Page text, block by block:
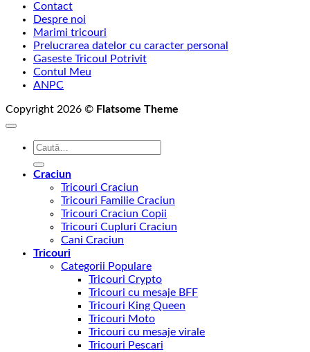
Contact
Despre noi
Marimi tricouri
Prelucrarea datelor cu caracter personal
Gaseste Tricoul Potrivit
Contul Meu
ANPC
Copyright 2026 © Flatsome Theme
Caută
Craciun
Tricouri Craciun
Tricouri Familie Craciun
Tricouri Craciun Copii
Tricouri Cupluri Craciun
Cani Craciun
Tricouri
Categorii Populare
Tricouri Crypto
Tricouri cu mesaje BFF
Tricouri King Queen
Tricouri Moto
Tricouri cu mesaje virale
Tricouri Pescari